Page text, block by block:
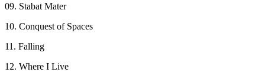
09. Stabat Mater
10. Conquest of Spaces
11. Falling
12. Where I Live